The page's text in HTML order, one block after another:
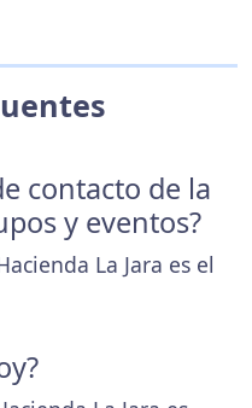
contacto de la
y eventos?
La Jara es el